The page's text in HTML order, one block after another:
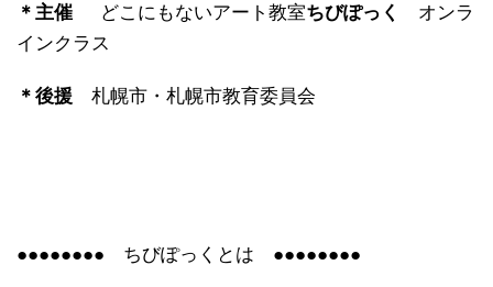
＊主催 どこにもないアート教室ちびぽっく
オンラ
インクラス
＊後援 札幌市・札幌市教育委員会
●●●●●●●● ちびぽっくとは ●●●●●●●●